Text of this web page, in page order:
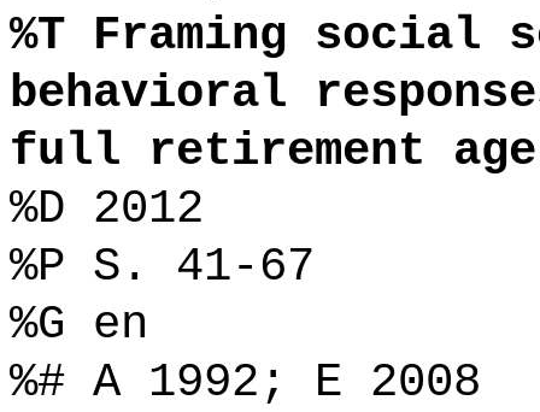
%T Framing social
behavioral
full retirement age
%D 2012
%P S. 41-67
%G en
%# A 1992; E 2008